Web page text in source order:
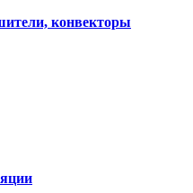
конвекторы